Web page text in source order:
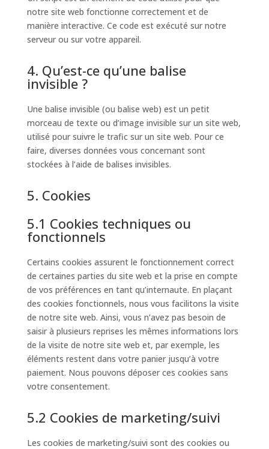
notre site web fonctionne correctement et de
manière interactive. Ce code est exécuté sur notre
serveur ou sur votre appareil.
4. Qu’est-ce qu’une balise
invisible ?
Une balise invisible (ou balise web) est un petit
morceau de texte ou d’image invisible sur un site web,
utilisé pour suivre le trafic sur un site web. Pour ce
faire, diverses données vous concernant sont
stockées à l’aide de balises invisibles.
5. Cookies
5.1 Cookies techniques ou
fonctionnels
Certains cookies assurent le fonctionnement correct
de certaines parties du site web et la prise en compte
de vos préférences en tant qu’internaute. En plaçant
des cookies fonctionnels, nous vous facilitons la visite
de notre site web. Ainsi, vous n’avez pas besoin de
saisir à plusieurs reprises les mêmes informations lors
de la visite de notre site web et, par exemple, les
éléments restent dans votre panier jusqu’à votre
paiement. Nous pouvons déposer ces cookies sans
votre consentement.
5.2 Cookies de marketing/suivi
Les cookies de marketing/suivi sont des cookies ou